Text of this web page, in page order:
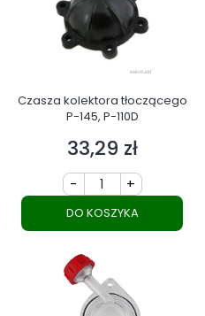
Czasza kolektora tłoczącego
P-145, P-110D
Cena
33,29 zł
- +
DO KOSZYKA